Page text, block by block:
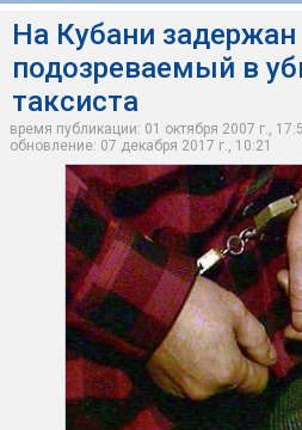
На Кубани задержан
подозреваемый в
таксиста
время публикации: 01 октября 2007 г.,
обновление: 07 декабря 2017 г., 10:21